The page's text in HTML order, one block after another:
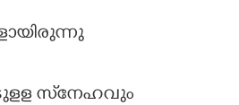
സ്‌നേഹവും